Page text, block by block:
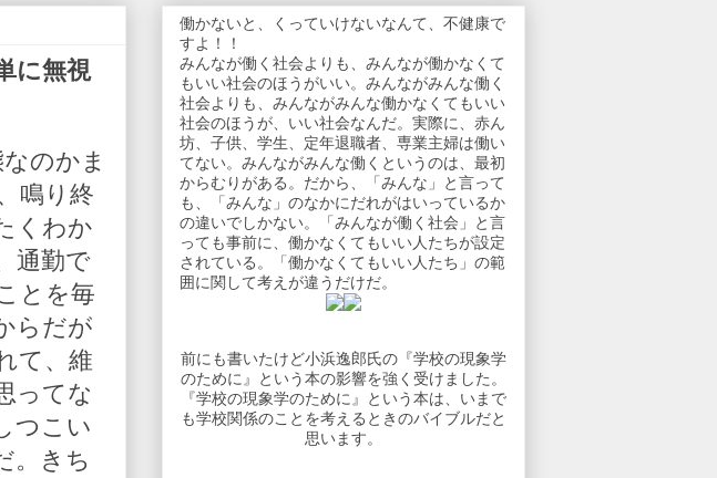
に無視
のかま
鳴り終
くわか
通勤で
とを毎
らだが
て、維
ってな
つこい
。きち
働かないと、くっていけないなんて、不健康で
すよ！！
みんなが働く社会よりも、みんなが働かなくて
もいい社会のほうがいい。みんながみんな働く
社会よりも、みんながみんな働かなくてもいい
社会のほうが、いい社会なんだ。実際に、赤ん
坊、子供、学生、定年退職者、専業主婦は働い
てない。みんながみんな働くというのは、最初
からむりがある。だから、「みんな」と言って
も、「みんな」のなかにだれがはいっているか
の違いでしかない。「みんなが働く社会」と言
っても事前に、働かなくてもいい人たちが設定
されている。「働かなくてもいい人たち」の範
囲に関して考えが違うだけだ。
前にも書いたけど小浜逸郎氏の『学校の現象学
のために』という本の影響を強く受けました。
『学校の現象学のために』という本は、いまで
も学校関係のことを考えるときのバイブルだと
思います。